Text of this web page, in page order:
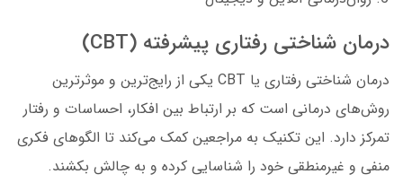
درمان شناختی رفتاری پیشرفته (CBT)
درمان شناختی رفتاری یا CBT یکی از رایج‌ترین و موثرترین
روش‌های درمانی است که بر ارتباط بین افکار، احساسات و رفتار
تمرکز دارد. این تکنیک به مراجعین کمک می‌کند تا الگوهای فکری
منفی و غیرمنطقی خود را شناسایی کرده و به چالش بکشند.